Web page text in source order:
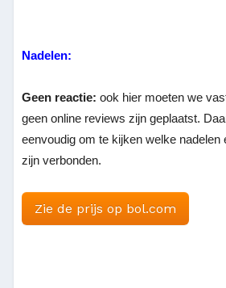
Nadelen:
Geen reactie: ook hier moeten we
geen online reviews zijn geplaatst.
eenvoudig om te kijken welke nadelen
zijn verbonden.
Zie de prijs op bol.com